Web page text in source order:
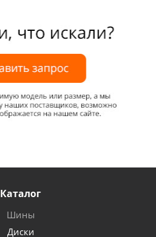
Каталог
Шины
Диски